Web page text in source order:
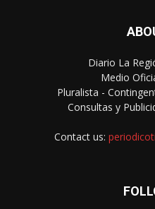
Diario La
Medio
Pluralista -
Consultas y
Contact us: